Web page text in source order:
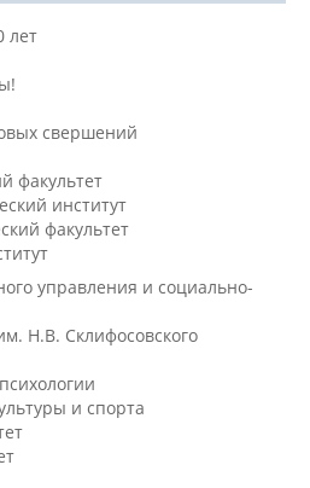
лет
свершений
факультет
институт
факультет
управления и социально-
Н.В. Склифосовского
и спорта